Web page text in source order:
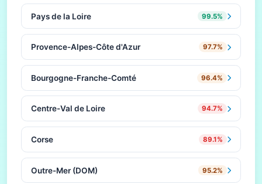
Pays de la Loire 99.5%
Provence-Alpes-Côte d'Azur 97.7%
Bourgogne-Franche-Comté 96.4%
Centre-Val de Loire 94.7%
Corse 89.1%
Outre-Mer (DOM) 95.2%